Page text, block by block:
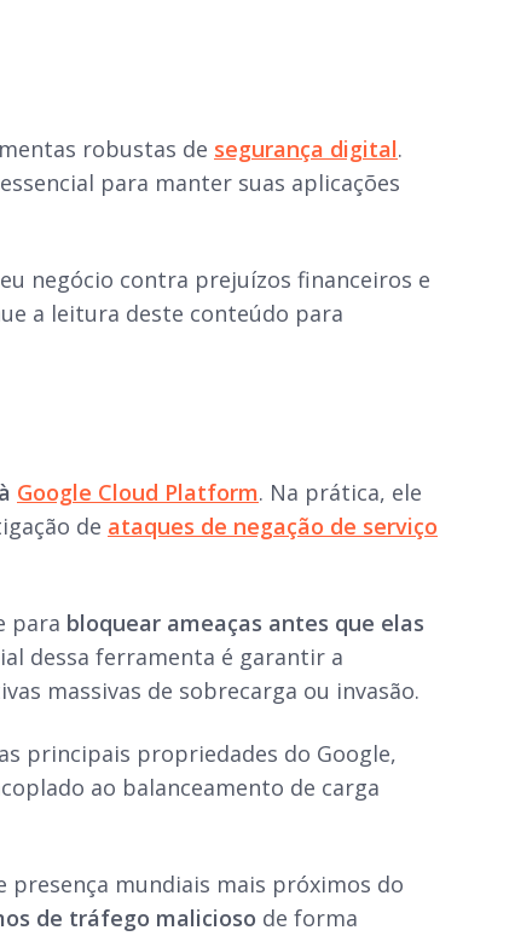
robustas de segurança digital.
para manter suas aplicações
negócio contra prejuízos financeiros e
a leitura deste conteúdo para
Google Cloud Platform. Na prática, ele
de ataques de negação de serviço
para bloquear ameaças antes que elas
dessa ferramenta é garantir a
massivas de sobrecarga ou invasão.
principais propriedades do Google,
ao balanceamento de carga
mundiais mais próximos do
de tráfego malicioso de forma